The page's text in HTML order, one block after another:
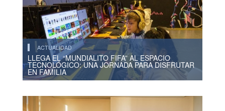
ACTUALIDAD
LLEGA EL “MUNDIALITO FIFA” AL ESPACIO
TECNOLÓGICO: UNA JORNADA PARA DISFRUTAR
EN FAMILIA